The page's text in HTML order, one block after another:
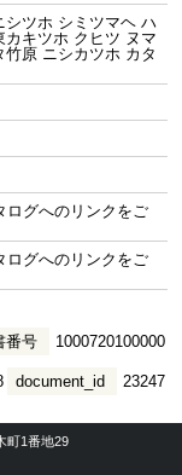
ツホ シミツマヘ ハ
キツホ クヒツ ヌマ
原 ニシカツホ カタ
ログへのリンクをご
ログへのリンクをご
番号 1000720100000
document_id 23247
町1番地29